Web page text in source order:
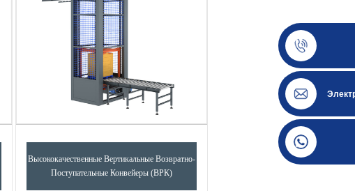
Высококачественные Вертикальные Возвратно-
Поступательные Конвейеры (ВРК)